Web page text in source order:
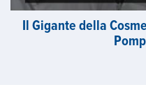
Il Gigante della